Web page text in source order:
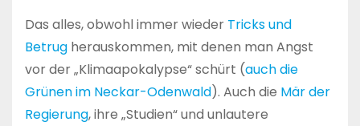
Das alles, obwohl immer wieder Tricks und
Betrug herauskommen, mit denen man Angst
vor der „Klimaapokalypse“ schürt (auch die
Grünen im Neckar-Odenwald). Auch die Mär der
Regierung, ihre „Studien“ und unlautere